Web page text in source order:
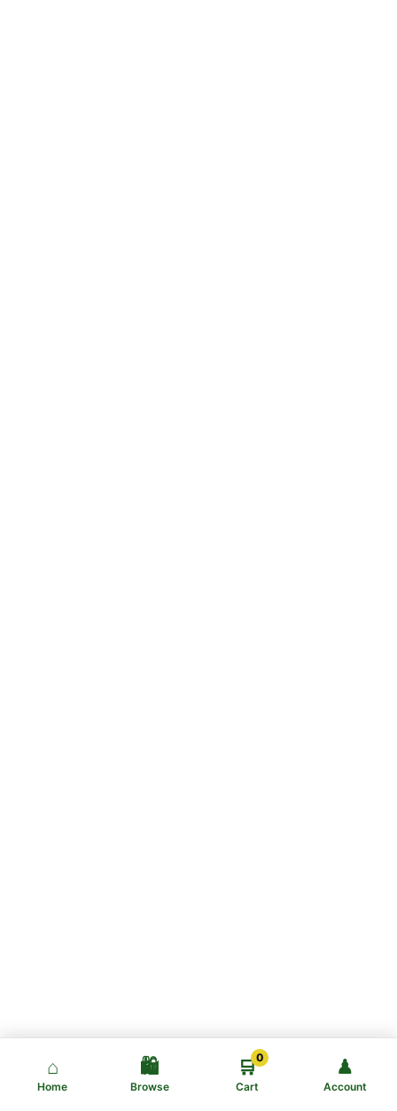
⌂
Home
🛍️
Browse
0
🛒
Cart
♟
Account